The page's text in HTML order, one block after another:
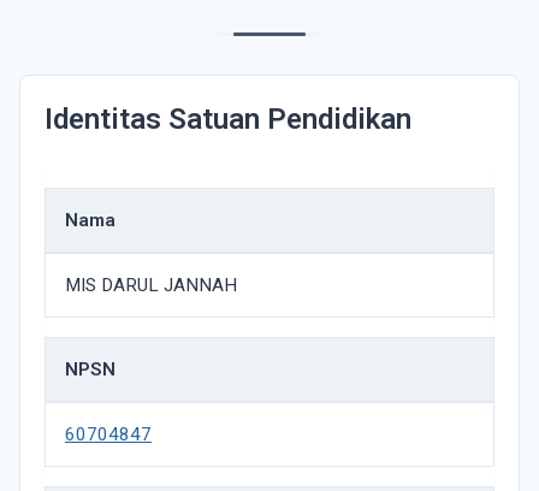
Identitas Satuan Pendidikan
Nama
MIS DARUL JANNAH
NPSN
60704847